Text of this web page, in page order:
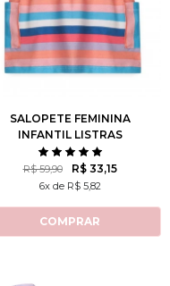
1 2 3 4 6
SALOPETE FEMININA
INFANTIL LISTRAS
COLORIDA
R$ 59,90 R$ 33,15
6x de R$ 5,82
COMPRAR